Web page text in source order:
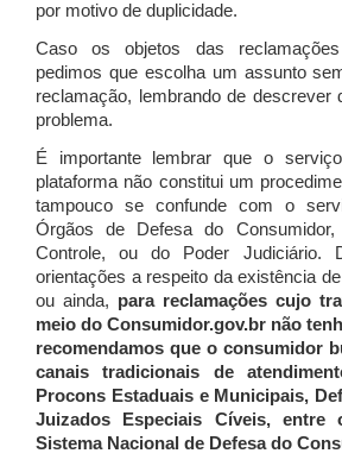
por motivo de duplicidade.
Caso os objetos das
pedimos que escolha um assunto
reclamação, lembrando de descrever
problema.
É importante lembrar que o
plataforma não constitui um
tampouco se confunde com o
Órgãos de Defesa do
Controle, ou do Poder Judiciário.
orientações a respeito da existência
ou ainda, para reclamações cujo
meio do Consumidor.gov.br não
recomendamos que o consumidor
canais tradicionais de
Procons Estaduais e Municipais,
Juizados Especiais Cíveis, entre
Sistema Nacional de Defesa do